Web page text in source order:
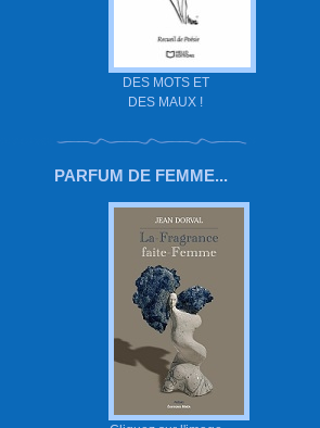
DES MOTS ET
DES MAUX !
PARFUM DE FEMME...